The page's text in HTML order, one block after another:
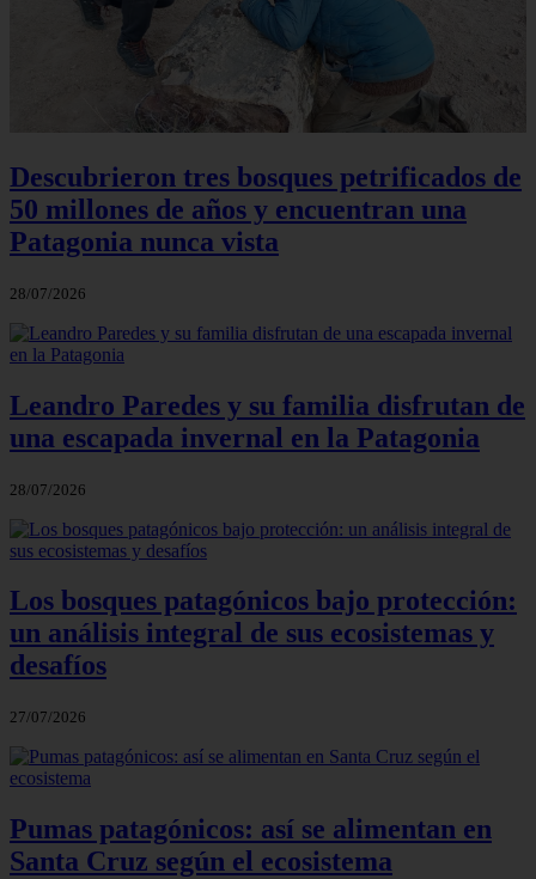
Descubrieron tres bosques petrificados de
50 millones de años y encuentran una
Patagonia nunca vista
28/07/2026
Leandro Paredes y su familia disfrutan de
una escapada invernal en la Patagonia
28/07/2026
Los bosques patagónicos bajo protección:
un análisis integral de sus ecosistemas y
desafíos
27/07/2026
Pumas patagónicos: así se alimentan en
Santa Cruz según el ecosistema